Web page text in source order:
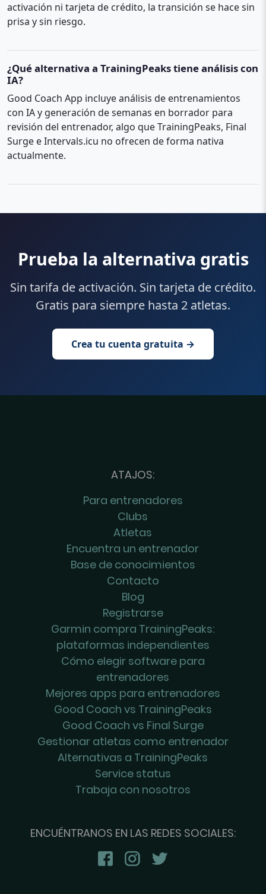
activación ni tarjeta de crédito, la transición se hace sin
prisa y sin riesgo.
¿Qué alternativa a TrainingPeaks tiene análisis con
IA?
Good Coach App incluye análisis de entrenamientos
con IA y generación de semanas en borrador para
revisión del entrenador, algo que TrainingPeaks, Final
Surge e Intervals.icu no ofrecen de forma nativa
actualmente.
Prueba la alternativa gratis
Sin tarifa de activación. Sin tarjeta de crédito.
Gratis para siempre hasta 2 atletas.
Crea tu cuenta gratuita →
ATAJOS:
Para entrenadores
Clubs
Atletas
Encuentra un entrenador
Base de conocimientos
Contacto
Blog
Registrarse
Garmin compra TrainingPeaks:
plataformas independientes
Cómo elegir software para
entrenadores
Mejores apps para entrenadores
Good Coach vs TrainingPeaks
Good Coach vs Final Surge
Gestionar atletas como entrenador
Alternativas a TrainingPeaks
Service status
Trabaja con nosotros
ENCUÉNTRANOS EN LAS REDES SOCIALES: